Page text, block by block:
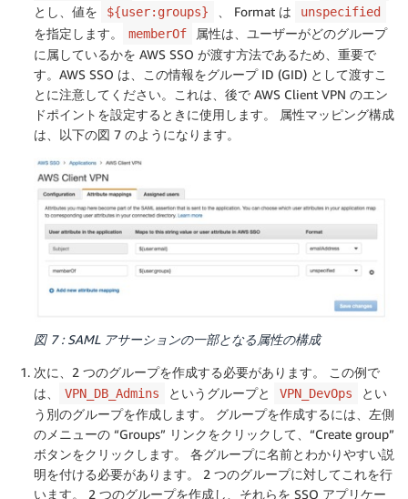
とし、値を ${user:groups} 、 Format は unspecified
を指定します。 memberOf
属性は、ユーザーがどのグループ
に属しているかを AWS SSO が渡す方法であるため、重要で
す。AWS SSO は、この情報をグループ ID (GID) として渡すこ
とに注意してください。これは、後で AWS Client VPN のエン
ドポイントを設定するときに使用します。 属性マッピング構成
は、以下の図 7 のようになります。
図 7 : SAML アサーションの一部となる属性の構成
次に、2 つのグループを作成する必要があります。 この例で
は、
VPN_DB_Admins というグループと VPN_DevOps
とい
う別のグループを作成します。 グループを作成するには、左側
のメニューの “Groups” リンクをクリックして、“Create group”
ボタンをクリックします。 各グループに名前とわかりやすい説
明を付ける必要があります。 2 つのグループに対してこれを行
います。 2 つのグループを作成し、それらを SSO アプリケー